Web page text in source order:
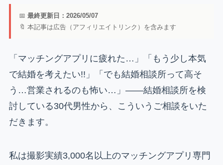
📅 最終更新日：2026/05/07
🔖 本記事は広告（アフィリエイトリンク）を含みます
「マッチングアプリに疲れた…」「もう少し本気
で結婚を考えたい!!」「でも結婚相談所って高そ
う…営業されるのも怖い…」——結婚相談所を検
討している30代男性から、こういうご相談をいた
だきます。
私は撮影実績3,000名以上のマッチングアプリ専門